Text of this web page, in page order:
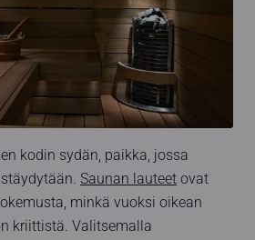
kodin sydän, paikka, jossa
Saunan lauteet ovat
minkä vuoksi oikean
kriittistä. Valitsemalla